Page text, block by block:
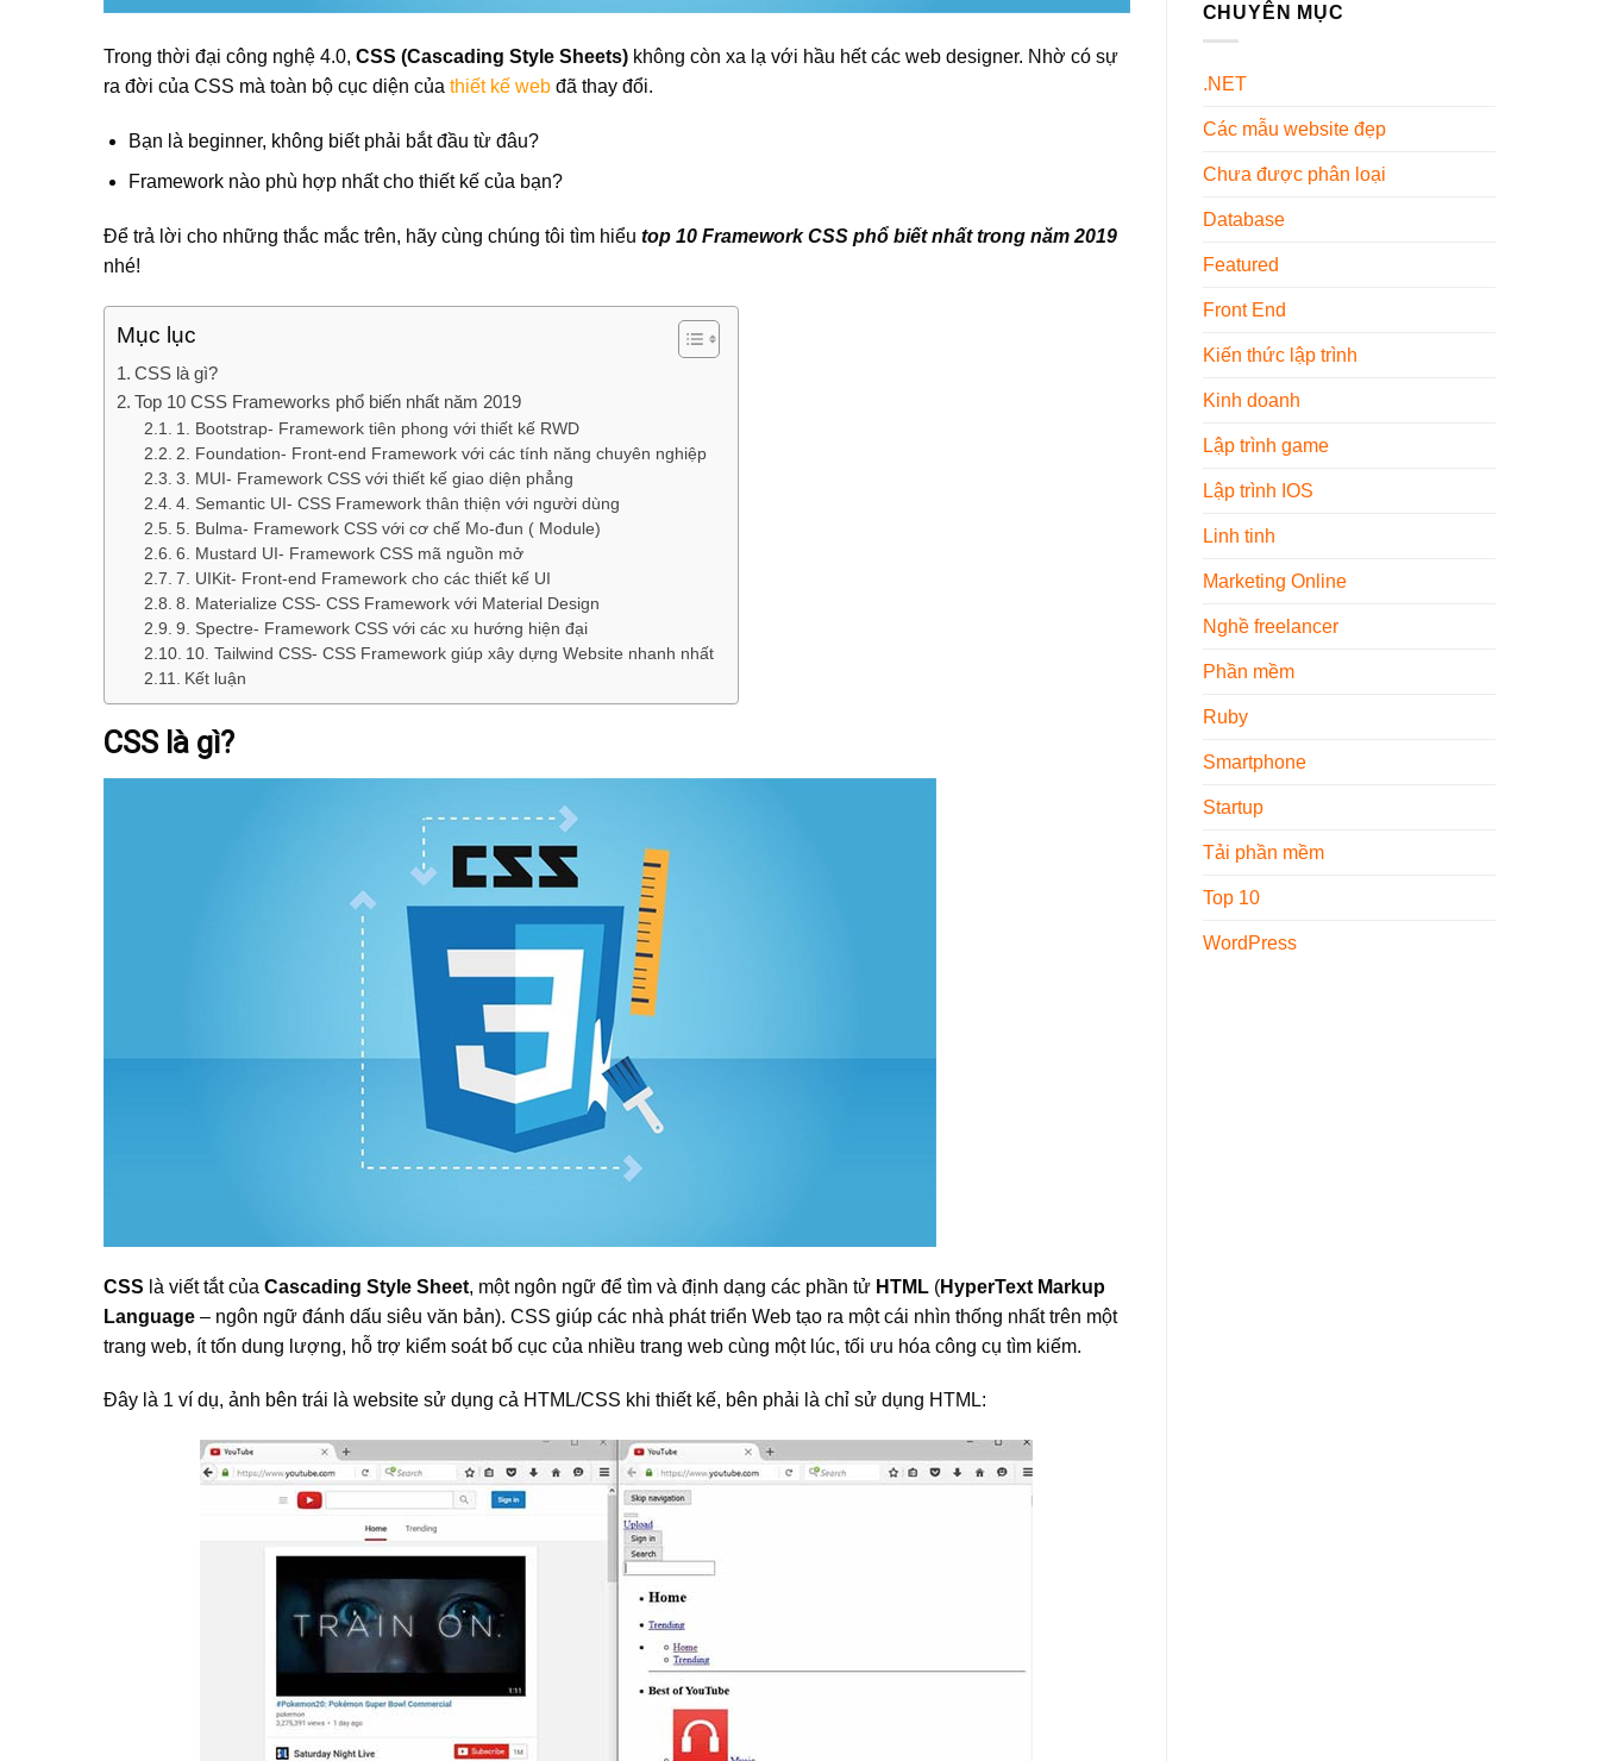
Trong thời đại công nghệ 4.0, CSS (Cascading Style Sheets) không còn xa lạ với hầu hết các web designer. Nhờ có sự
ra đời của CSS mà toàn bộ cục diện của thiết kế web đã thay đổi.
Bạn là beginner, không biết phải bắt đầu từ đâu?
Framework nào phù hợp nhất cho thiết kế của bạn?
Để trả lời cho những thắc mắc trên, hãy cùng chúng tôi tìm hiểu top 10 Framework CSS phổ biết nhất trong năm 2019
nhé!
Mục lục
CSS là gì?
Top 10 CSS Frameworks phổ biến nhất năm 2019
1. Bootstrap- Framework tiên phong với thiết kế RWD
2. Foundation- Front-end Framework với các tính năng chuyên nghiệp
3. MUI- Framework CSS với thiết kế giao diện phẳng
4. Semantic UI- CSS Framework thân thiện với người dùng
5. Bulma- Framework CSS với cơ chế Mo-đun ( Module)
6. Mustard UI- Framework CSS mã nguồn mở
7. UIKit- Front-end Framework cho các thiết kế UI
8. Materialize CSS- CSS Framework với Material Design
9. Spectre- Framework CSS với các xu hướng hiện đại
10. Tailwind CSS- CSS Framework giúp xây dựng Website nhanh nhất
Kết luận
CSS là gì?
CSS là viết tắt của Cascading Style Sheet, một ngôn ngữ để tìm và định dạng các phần tử HTML (HyperText Markup
Language – ngôn ngữ đánh dấu siêu văn bản). CSS giúp các nhà phát triển Web tạo ra một cái nhìn thống nhất trên một
trang web, ít tốn dung lượng, hỗ trợ kiểm soát bố cục của nhiều trang web cùng một lúc, tối ưu hóa công cụ tìm kiếm.
Đây là 1 ví dụ, ảnh bên trái là website sử dụng cả HTML/CSS khi thiết kế, bên phải là chỉ sử dụng HTML:
CHUYÊN MỤC
.NET
Các mẫu website đẹp
Chưa được phân loại
Database
Featured
Front End
Kiến thức lập trình
Kinh doanh
Lập trình game
Lập trình IOS
Linh tinh
Marketing Online
Nghề freelancer
Phần mềm
Ruby
Smartphone
Startup
Tải phần mềm
Top 10
WordPress